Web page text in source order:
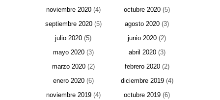
noviembre 2020(4) octubre 2020 (5)
septiembre 2020(5) agosto 2020 (3)
julio 2020 (5) junio 2020 (2)
mayo 2020(3) abril 2020(3)
marzo 2020(2) febrero 2020(2)
enero 2020(6) diciembre 2019(4)
noviembre 2019(4) octubre 2019 (6)